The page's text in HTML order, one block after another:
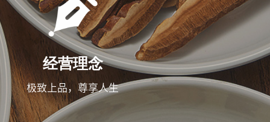
经营理念
极致上品，尊享人生